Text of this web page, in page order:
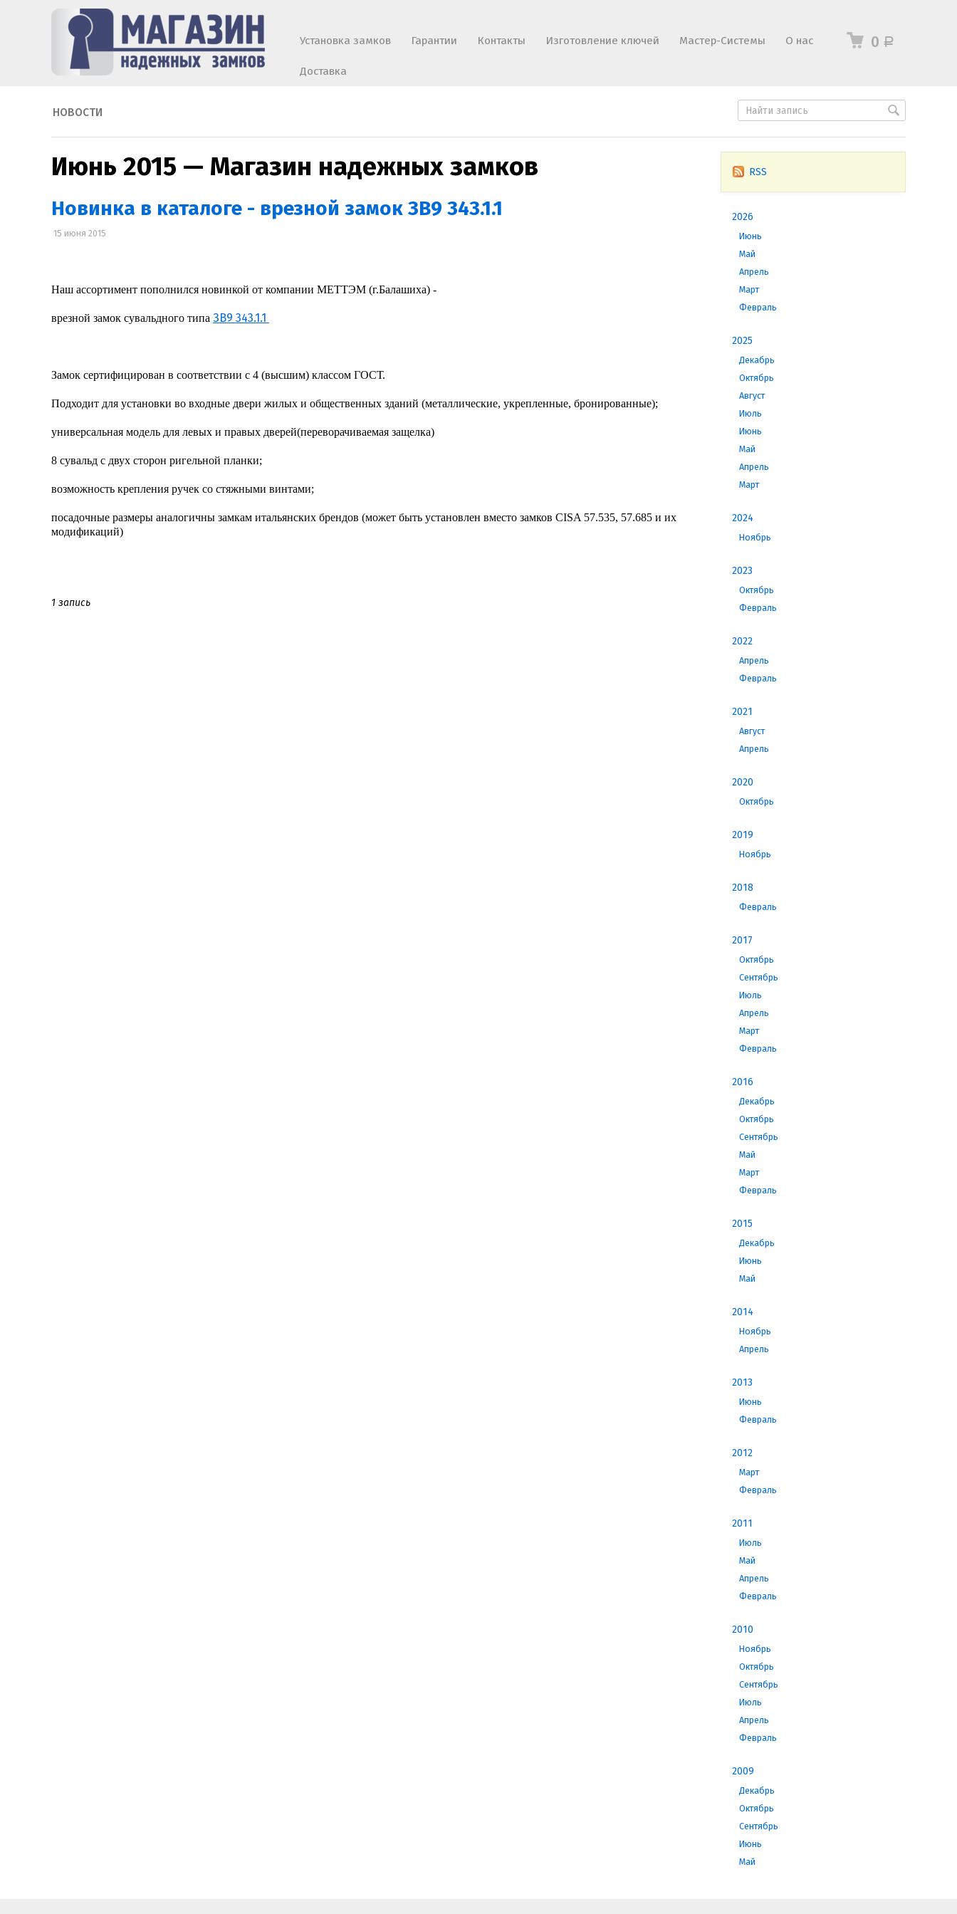
0 Р
Установка замков Гарантии Контакты Изготовление ключей Мастер-Системы О нас
Доставка
НОВОСТИ
RSS
2026
Июнь
Май
Апрель
Март
Февраль
2025
Декабрь
Октябрь
Август
Июль
Июнь
Май
Апрель
Март
2024
Ноябрь
2023
Октябрь
Февраль
2022
Апрель
Февраль
2021
Август
Апрель
2020
Октябрь
2019
Ноябрь
2018
Февраль
2017
Октябрь
Сентябрь
Июль
Апрель
Март
Февраль
2016
Декабрь
Октябрь
Сентябрь
Май
Март
Февраль
2015
Декабрь
Июнь
Май
2014
Ноябрь
Апрель
2013
Июнь
Февраль
2012
Март
Февраль
2011
Июль
Май
Апрель
Февраль
2010
Ноябрь
Октябрь
Сентябрь
Июль
Апрель
Февраль
2009
Декабрь
Октябрь
Сентябрь
Июнь
Май
Июнь 2015 — Магазин надежных замков
Новинка в каталоге - врезной замок ЗВ9 343.1.1
15 июня 2015
Наш ассортимент пополнился новинкой от компании МЕТТЭМ (г.Балашиха) -
врезной замок сувальдного типа ЗВ9 343.1.1
Замок сертифицирован в соответствии с 4 (высшим) классом ГОСТ.
Подходит для установки во входные двери жилых и общественных зданий (металлические, укрепленные, бронированные);
универсальная модель для левых и правых дверей(переворачиваемая защелка)
8 сувальд с двух сторон ригельной планки;
возможность крепления ручек со стяжными винтами;
посадочные размеры аналогичны замкам итальянских брендов (может быть установлен вместо замков CISA 57.535, 57.685 и их
модификаций)
1 запись